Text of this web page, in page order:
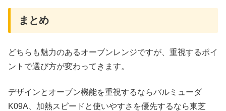
まとめ
どちらも魅力のあるオーブンレンジですが、重視するポイ
ントで選び方が変わってきます。
デザインとオーブン機能を重視するならバルミューダ
K09A、加熱スピードと使いやすさを優先するなら東芝